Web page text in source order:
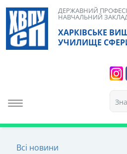
Skip
content
ХАРКІВСЬКЕ
УЧИЛИЩЕ
ДЕРЖАВНИЙ
НАВЧАЛЬНИЙ
Toggle navigation
Всі новини